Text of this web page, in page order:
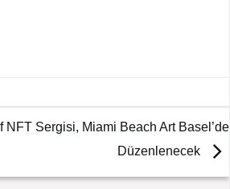
NFT Sergisi, Miami Beach Art Basel’de
Düzenlenecek